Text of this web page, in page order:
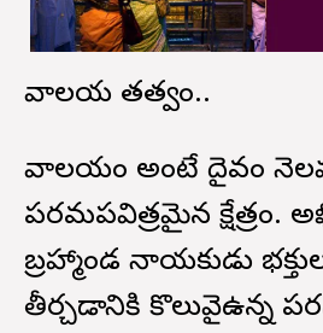
దేవాలయ తత్వం..
దేవాలయం అంటే దైవం
పరమపవిత్రమైన క్షేత్రం.
బ్రహ్మాండ నాయకుడు
తీర్చడానికి కొలువైఉన్న